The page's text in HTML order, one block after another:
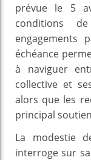
prévue le 5
conditions
engagements
échéance
à naviguer
collective et
alors que les
principal
La modestie
interroge sur